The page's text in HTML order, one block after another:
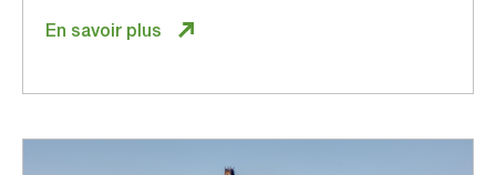
En savoir plus